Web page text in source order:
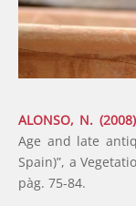
ALONSO, N.
Age and late
Spain)”, a
pàg. 75-84.